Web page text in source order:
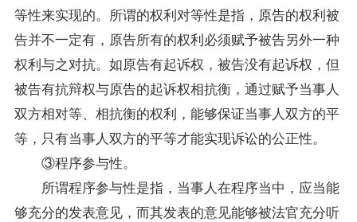
等性来实现的。所谓的权利对等性是指，原告的权利被
告并不一定有，原告所有的权利必须赋予被告另外一种
权利与之对抗。如原告有起诉权，被告没有起诉权，但
被告有抗辩权与原告的起诉权相抗衡，通过赋予当事人
双方相对等、相抗衡的权利，能够保证当事人双方的平
等，只有当事人双方的平等才能实现诉讼的公正性。
③程序参与性。
所谓程序参与性是指，当事人在程序当中，应当能
够充分的发表意见，而其发表的意见能够被法官充分听